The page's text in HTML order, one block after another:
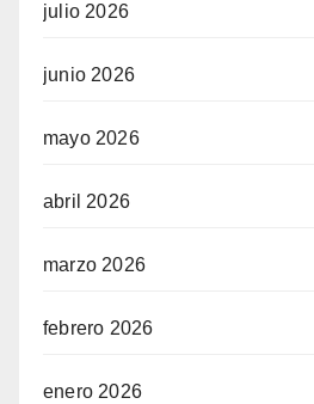
julio 2026
junio 2026
mayo 2026
abril 2026
marzo 2026
febrero 2026
enero 2026